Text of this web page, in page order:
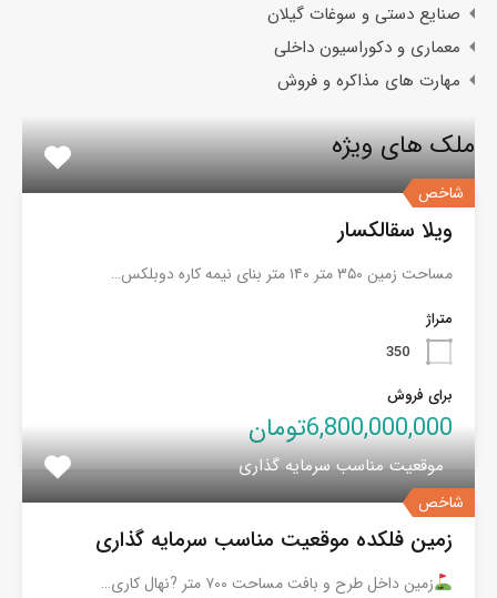
صنایع دستی و سوغات گیلان
معماری و دکوراسیون داخلی
مهارت های مذاکره و فروش
ملک های ویژه
شاخص
ویلا سقالکسار
مساحت زمین ۳۵۰ متر ۱۴۰ متر بنای نیمه کاره دوبلکس…
متراژ
350
برای فروش
6,800,000,000تومان
شاخص
موقعیت مناسب سرمایه گذاری
زمین فلکده موقعیت مناسب سرمایه گذاری
زمین داخل طرح و بافت مساحت ۷۰۰ متر ?نهال کاری…